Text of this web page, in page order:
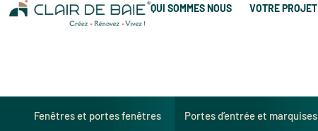
QUI SOMMES NOUS VOTRE PROJET
Fenêtres et portes fenêtres Portes d’entrée et marquises